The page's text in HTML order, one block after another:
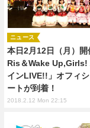
本日2月12日（月）
Ris＆Wake Up,Girls!
インLIVE!!」オフィ
ートが到着！
ニュース
2018.2.12 Mon 22:15